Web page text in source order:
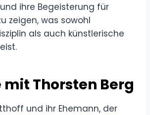
ihre Begeisterung für
zeigen, was sowohl
als auch künstlerische
mit Thorsten Berg
und ihr Ehemann, der